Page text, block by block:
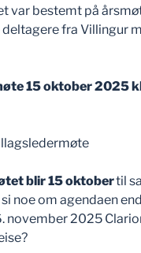
var bestemt på
fra Villingur
15 oktober 2025
blir 15 oktobertil
noe om agendaen
november 2025